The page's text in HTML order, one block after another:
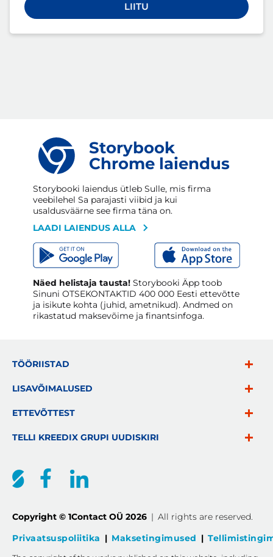
LIITU
Storybook
Chrome laiendus
Storybooki laiendus ütleb Sulle, mis firma
veebilehel Sa parajasti viibid ja kui
usaldusväärne see firma täna on.
LAADI LAIENDUS ALLA
Näed helistaja tausta! Storybooki Äpp toob
Sinuni OTSEKONTAKTID 400 000 Eesti ettevõtte
ja isikute kohta (juhid, ametnikud). Andmed on
rikastatud maksevõime ja finantsinfoga.
TÖÖRIISTAD
LISAVÕIMALUSED
ETTEVÕTTEST
TELLI KREEDIX GRUPI UUDISKIRI
Copyright © 1Contact OÜ 2026 | All rights are reserved.
Privaatsuspoliitika | Maksetingimused |